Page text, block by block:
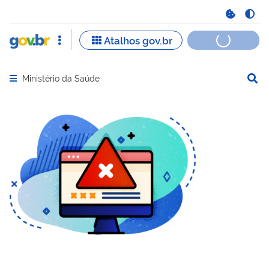
Abrir menu principal de navegação
Ministério da Saúde